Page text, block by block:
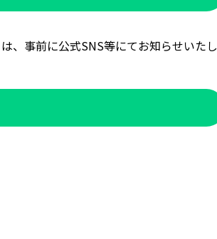
、事前に公式SNS等にてお知らせいたし